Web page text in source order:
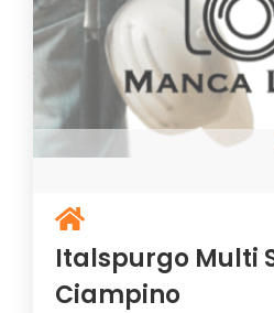
Italspurgo Multi
Ciampino